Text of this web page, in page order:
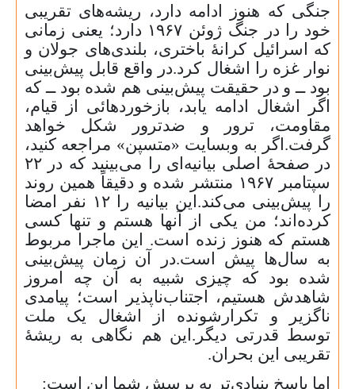
جنگی که هنوز ادامه دارد، ریشه‌های تقریبی
خود را در جنگ ژوئن ۱۹۶۷ دارد؛ یعنی زمانی
که اسرائیل کرانهٔ باختری، بلندی‌های جولان و
نوار غزه را اشغال کرد.در واقع قابل پیش‌بینی
بود ــ و در حقیقت پیش‌بینی هم شده بود ــ که
اگر اشغال ادامه یابد، بازخوردهائی از قیام،
مقاومت، ترور و ضدترور شکل خواهد
گرفت. اگر به وبسایت‌ «متسپن» مراجعه کنید،
در صفحهٔ اصلی بیانیه‌ای را می‌بینید که در ۲۲
سپتامبر ۱۹۶۷ منتشر شده و دقیقاً همین روند
را پیش‌بینی می‌کند. این بیانیه را ۱۲ نفر امضا
کرده‌اند؛ من یکی از آنها هستم و تنها کسی
هستم که هنوز زنده است. این ماجرا مربوط
به سال‌ها پیش است.در آن زمان پیش‌بینی
شده بود که چیزی شبیه به آن چه امروز
شاهدش هستیم، اجتناب‌ناپذیر است؛ پیامدی
ناگزیر و تکرارشونده از اشغال یک ملت
توسط قدرتی دیگر . این هم نگاهی به ریشهٔ
تقریبی این بحران.
اما پاسخ بنیادی‌تر به پرسش شما این است: